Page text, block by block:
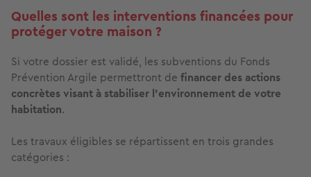
Quelles sont les interventions financées pour
protéger votre maison ?
Si votre dossier est validé, les subventions du Fonds
Prévention Argile permettront de financer des actions
concrètes visant à stabiliser l'environnement de votre
habitation.
Les travaux éligibles se répartissent en trois grandes
catégories :